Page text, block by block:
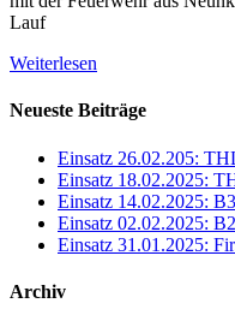
Lauf
Weiterlesen
Neueste Beiträge
Einsatz 26.02.205:
Einsatz 18.02.2025:
Einsatz 14.02.2025:
Einsatz 02.02.2025:
Einsatz 31.01.2025:
Archiv